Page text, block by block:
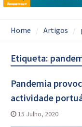
Home Artigos
Etiqueta:
Pandemia
actividade
15 Julho, 2020